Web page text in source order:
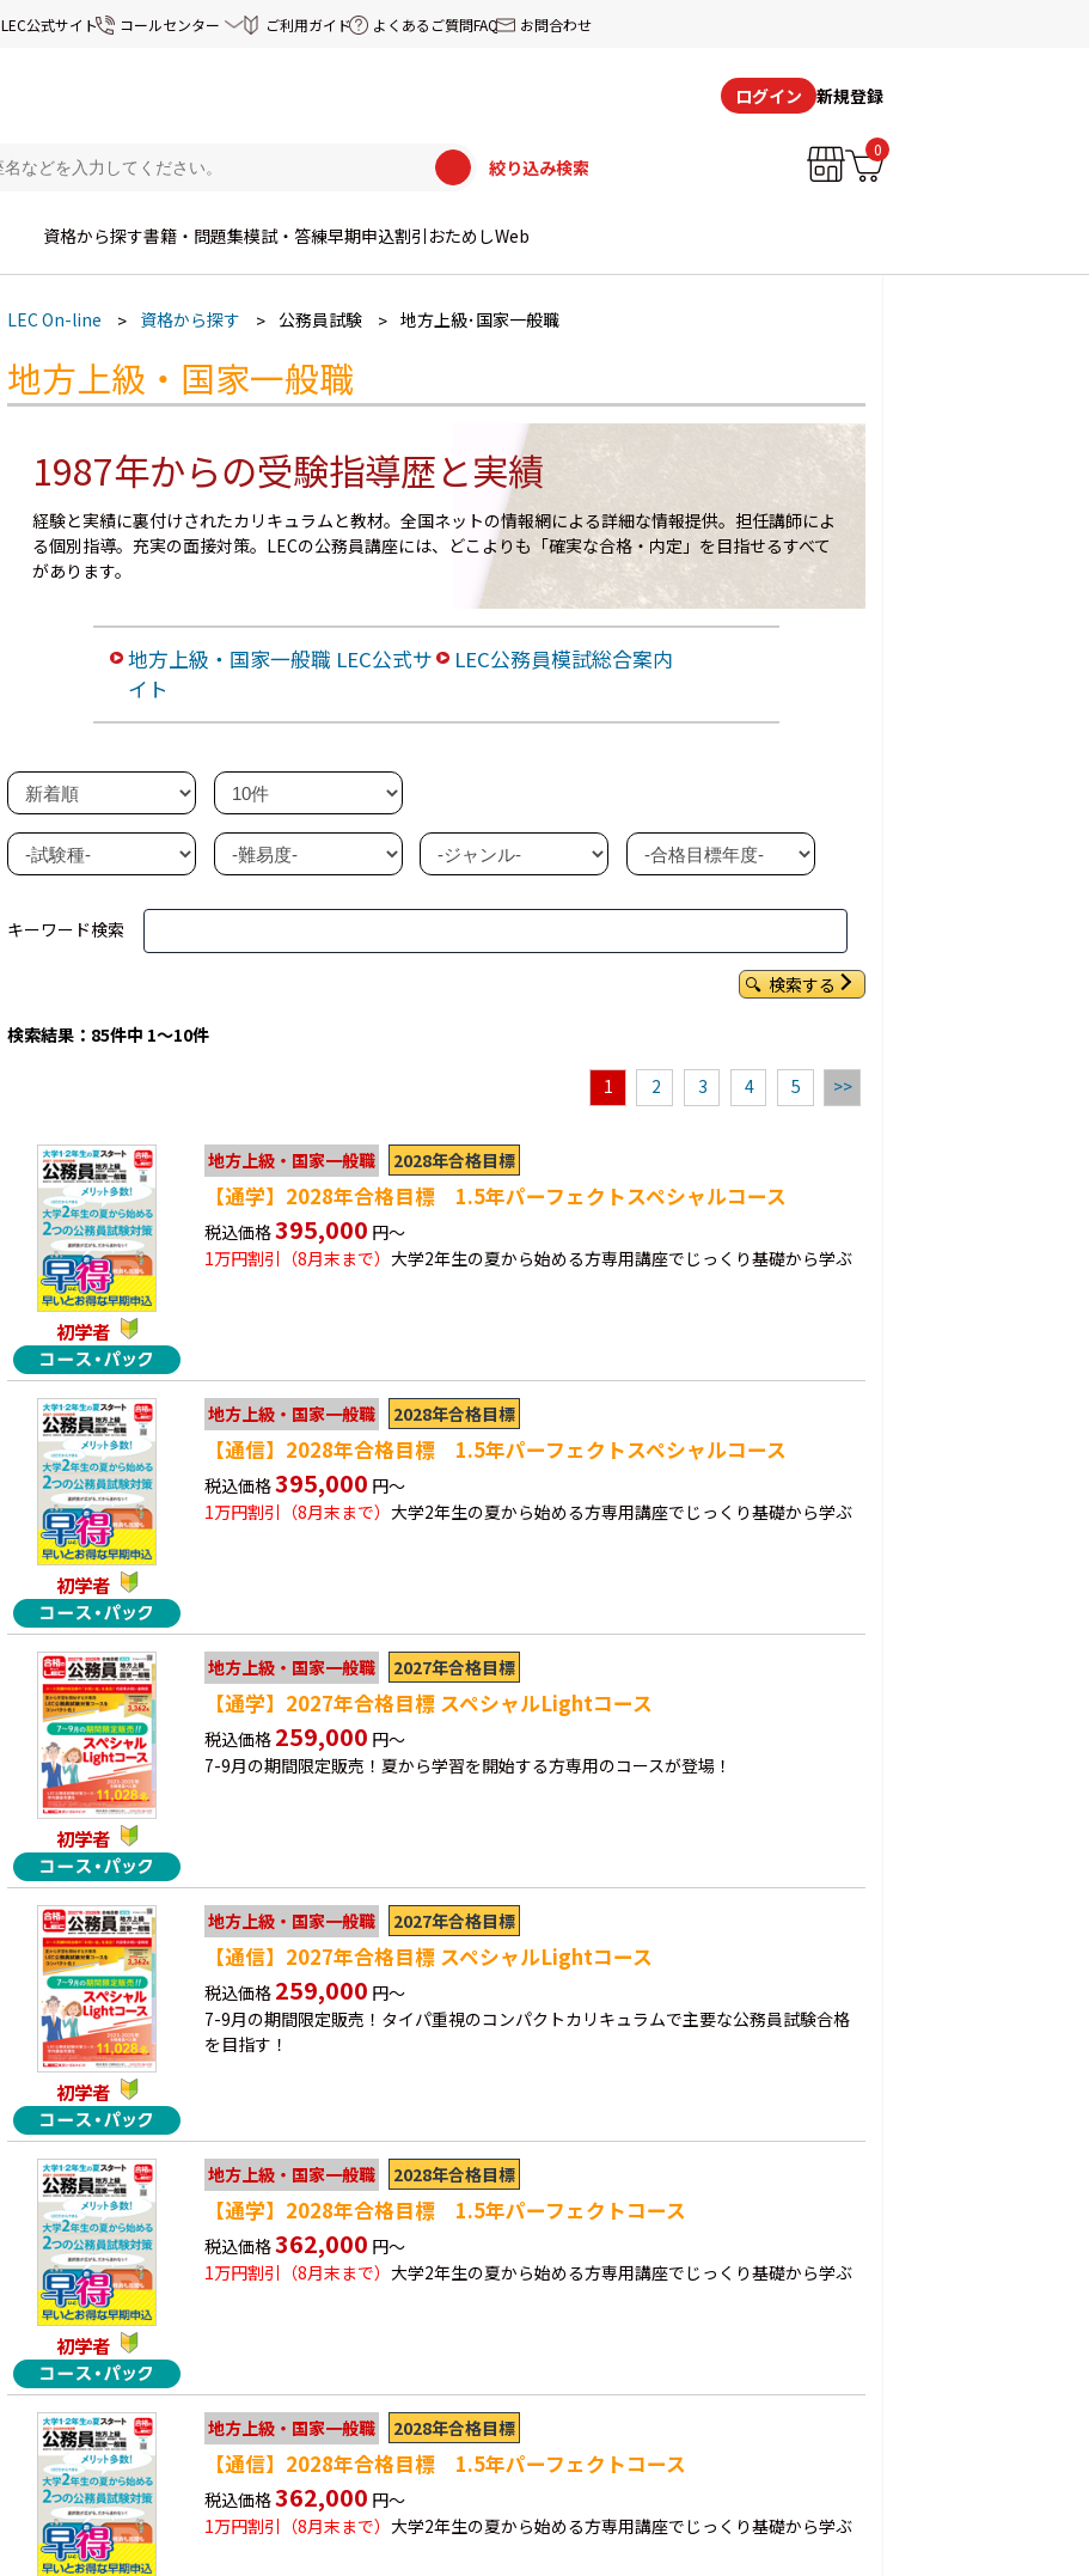
LEC公式サイト コールセンター ご利用ガイド よくあるご質問FAQ お問合わせ
ログイン 新規登録
絞り込み検索
0
資格から探す書籍・問題集模試・答練早期申込割引 おためしWeb
LEC On-line 資格から探す 公務員試験 地方上級･国家一般職
地方上級・国家一般職
1987年からの受験指導歴と実績
経験と実績に裏付けされたカリキュラムと教材。全国ネットの情報網による詳細な情報提供。担任講師によ
る個別指導。充実の面接対策。LECの公務員講座には、どこよりも「確実な合格・内定」を目指せるすべて
があります。
地方上級・国家一般職 LEC公式サ
イト
LEC公務員模試総合案内
キーワード検索
検索する
検索結果：85件中 1～10件
1 2 3 4 5 >>
初学者
地方上級・国家一般職 2028年合格目標
【通学】2028年合格目標 1.5年パーフェクトスペシャルコース
税込価格395,000 円～
1万円割引（8月末まで）大学2年生の夏から始める方専用講座でじっくり基礎から学ぶ
初学者
地方上級・国家一般職 2028年合格目標
【通信】2028年合格目標 1.5年パーフェクトスペシャルコース
税込価格395,000 円～
1万円割引（8月末まで）大学2年生の夏から始める方専用講座でじっくり基礎から学ぶ
初学者
地方上級・国家一般職 2027年合格目標
【通学】2027年合格目標 スペシャルLightコース
税込価格 259,000 円～
7-9月の期間限定販売！夏から学習を開始する方専用のコースが登場！
初学者
地方上級・国家一般職 2027年合格目標
【通信】2027年合格目標 スペシャルLightコース
税込価格 259,000 円～
7-9月の期間限定販売！タイパ重視のコンパクトカリキュラムで主要な公務員試験合格
を目指す！
初学者
地方上級・国家一般職 2028年合格目標
【通学】2028年合格目標 1.5年パーフェクトコース
税込価格362,000 円～
1万円割引（8月末まで）大学2年生の夏から始める方専用講座でじっくり基礎から学ぶ
地方上級・国家一般職 2028年合格目標
【通信】2028年合格目標 1.5年パーフェクトコース
税込価格362,000 円～
1万円割引（8月末まで）大学2年生の夏から始める方専用講座でじっくり基礎から学ぶ